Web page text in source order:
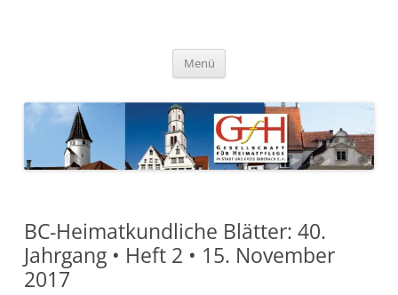
Gesellschaft für Heimatpflege
in Stadt und Kreis Biberach e.
V.
Menü
BC-Heimatkundliche Blätter: 40.
Jahrgang • Heft 2 • 15. November
2017